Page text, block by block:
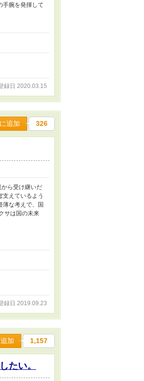
手腕を発揮して
録日 2020.03.15
追加 326
ら受け継いだ
えているよう
薄な考えで、国
サは国の未来
録日 2019.09.23
加 1,157
たい。